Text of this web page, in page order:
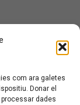
com ara galetes
Donar el
dades